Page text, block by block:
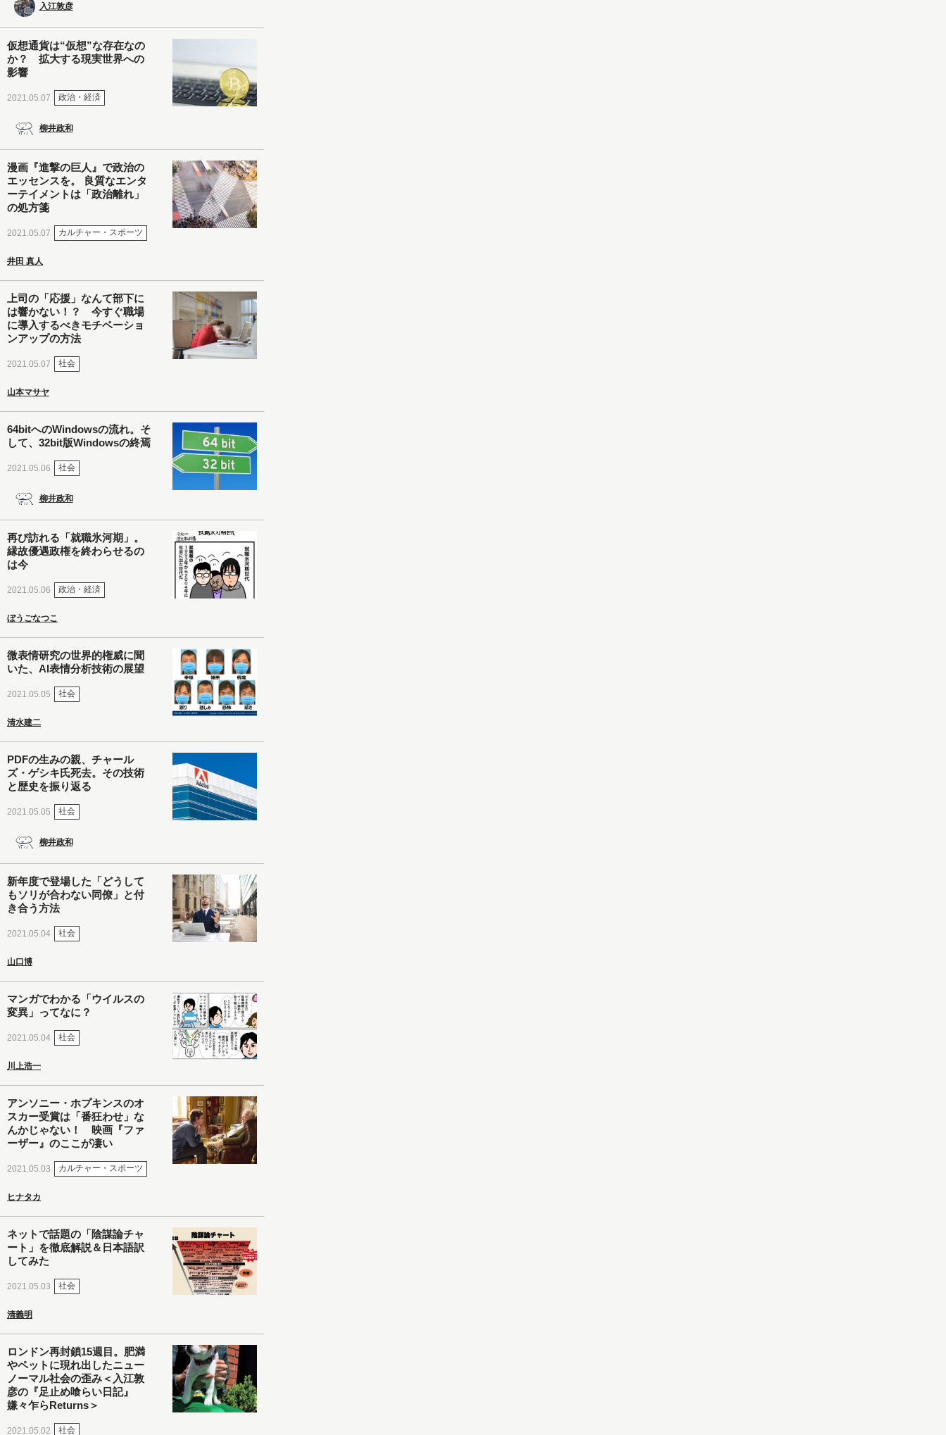
入江敦彦
仮想通貨は“仮想”な存在なの
か？ 拡大する現実世界への
影響
2021.05.07 政治・経済
柳井政和
漫画『進撃の巨人』で政治の
エッセンスを。 良質なエンタ
ーテイメントは「政治離れ」
の処方箋
2021.05.07 カルチャー・スポーツ
井田 真人
上司の「応援」なんて部下に
は響かない！？ 今すぐ職場
に導入するべきモチベーショ
ンアップの方法
2021.05.07 社会
山本マサヤ
64bitへのWindowsの流れ。そ
して、32bit版Windowsの終焉
2021.05.06 社会
柳井政和
再び訪れる「就職氷河期」。
縁故優遇政権を終わらせるの
は今
2021.05.06 政治・経済
ぼうごなつこ
微表情研究の世界的権威に聞
いた、AI表情分析技術の展望
2021.05.05 社会
清水建二
PDFの生みの親、チャール
ズ・ゲシキ氏死去。その技術
と歴史を振り返る
2021.05.05 社会
柳井政和
新年度で登場した「どうして
もソリが合わない同僚」と付
き合う方法
2021.05.04 社会
山口博
マンガでわかる「ウイルスの
変異」ってなに？
2021.05.04 社会
川上浩一
アンソニー・ホプキンスのオ
スカー受賞は「番狂わせ」な
んかじゃない！ 映画『ファ
ーザー』のここが凄い
2021.05.03 カルチャー・スポーツ
ヒナタカ
ネットで話題の「陰謀論チャ
ート」を徹底解説＆日本語訳
してみた
2021.05.03 社会
清義明
ロンドン再封鎖15週目。肥満
やペットに現れ出したニュー
ノーマル社会の歪み＜入江敦
彦の『足止め喰らい日記』
嫌々乍らReturns＞
2021.05.02 社会